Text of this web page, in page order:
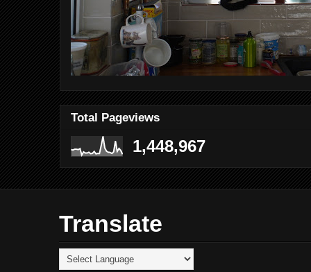
Total Pageviews
1,448,967
Translate